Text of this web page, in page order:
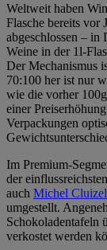
Weltweit haben
Flasche bereits vor
abgeschlossen – in
Weine in der 1l-
Der Mechanismus
70:100 her ist nur
wie die vorher
einer
Verpackungen
Im Premium-
der
auch Michel Cluizel
umgestellt.
Schokoladentafeln
verkostet werden